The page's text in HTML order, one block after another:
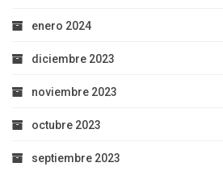
enero 2024
diciembre 2023
noviembre 2023
octubre 2023
septiembre 2023